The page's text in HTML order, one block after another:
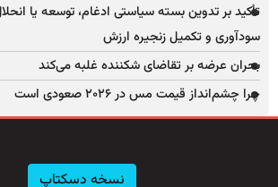
تأکید بر تدوین بسته سیاستی ادغام، توسعه یا
سودآوری و تکمیل زنجیره ارزش
بحران عرضه بر تقاضای شکننده غلبه می‌کند
چرا چشم‌انداز قیمت مس در ۲۰۲۶ صعودی است
نسخه دسکتاپ